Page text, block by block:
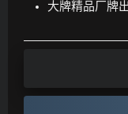
大牌精品厂牌